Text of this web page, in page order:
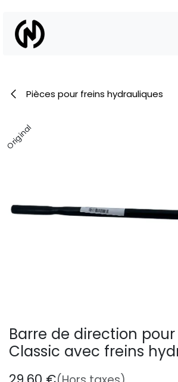
Pièces pour freins hydrauliques
Original
Barre de direction pour
Classic avec freins